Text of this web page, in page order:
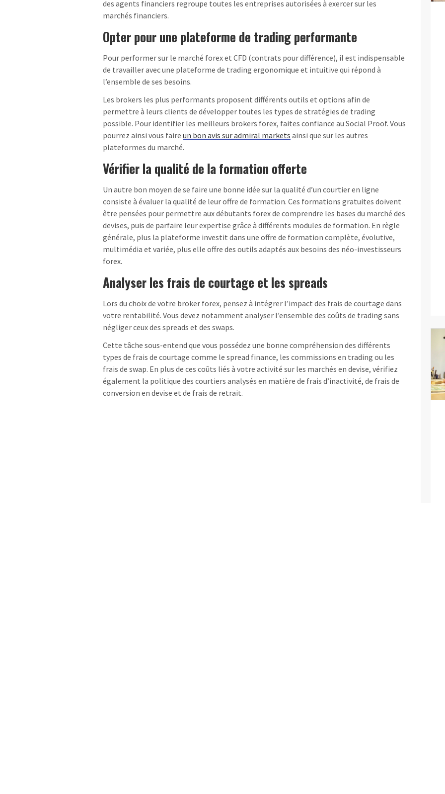
des agents financiers regroupe toutes les entreprises autorisées à exercer sur les
marchés financiers.
Opter pour une plateforme de trading performante
Pour performer sur le marché forex et CFD (contrats pour différence), il est indispensable
de travailler avec une plateforme de trading ergonomique et intuitive qui répond à
l’ensemble de ses besoins.
Les brokers les plus performants proposent différents outils et options afin de
permettre à leurs clients de développer toutes les types de stratégies de trading
possible. Pour identifier les meilleurs brokers forex, faites confiance au Social Proof. Vous
pourrez ainsi vous faire un bon avis sur admiral markets ainsi que sur les autres
plateformes du marché.
Vérifier la qualité de la formation offerte
Un autre bon moyen de se faire une bonne idée sur la qualité d’un courtier en ligne
consiste à évaluer la qualité de leur offre de formation. Ces formations gratuites doivent
être pensées pour permettre aux débutants forex de comprendre les bases du marché des
devises, puis de parfaire leur expertise grâce à différents modules de formation. En règle
générale, plus la plateforme investit dans une offre de formation complète, évolutive,
multimédia et variée, plus elle offre des outils adaptés aux besoins des néo-investisseurs
forex.
Analyser les frais de courtage et les spreads
Lors du choix de votre broker forex, pensez à intégrer l’impact des frais de courtage dans
votre rentabilité. Vous devez notamment analyser l’ensemble des coûts de trading sans
négliger ceux des spreads et des swaps.
Cette tâche sous-entend que vous possédez une bonne compréhension des différents
types de frais de courtage comme le spread finance, les commissions en trading ou les
frais de swap. En plus de ces coûts liés à votre activité sur les marchés en devise, vérifiez
également la politique des courtiers analysés en matière de frais d’inactivité, de frais de
conversion en devise et de frais de retrait.